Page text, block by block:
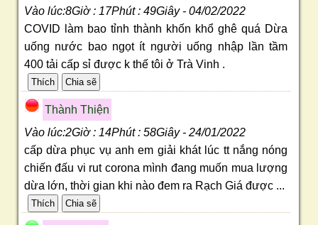
Vào lúc:8Giờ : 17Phút : 49Giây - 04/02/2022
COVID làm bao tỉnh thành khốn khổ ghê quá Dừa
uống nước bao ngọt ít người uống nhập lần tầm
400 tải cấp sỉ được k thế tôi ở Trà Vinh .
Thành Thiện
Vào lúc:2Giờ : 14Phút : 58Giây - 24/01/2022
cấp dừa phục vụ anh em giải khát lúc tt nắng nóng
chiến đấu vi rut corona mình đang muốn mua lượng
dừa lớn, thời gian khi nào đem ra Rạch Giá được ...